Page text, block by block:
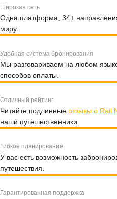
Широкая сеть
Одна платформа, 34+
миру.
Удобная система бронирования
Мы разговариваем на любом
способов оплаты.
Отличный рейтинг
Читайте подлинные отзывы о Rail
наши путешественники.
Гибкое планирование
У вас есть возможность
путешествия.
Гарантированная поддержка